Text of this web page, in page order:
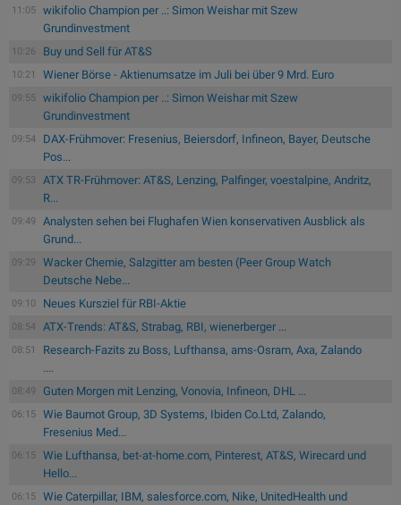
11:05
wikifolio Champion per ..: Simon Weishar mit Szew
Grundinvestment
10:26 Buy und Sell für AT&S
10:21 Wiener Börse - Aktienumsatze im Juli bei über 9 Mrd. Euro
09:55
wikifolio Champion per ..: Simon Weishar mit Szew
Grundinvestment
09:54
DAX-Frühmover: Fresenius, Beiersdorf, Infineon, Bayer, Deutsche
Pos...
09:53
ATX TR-Frühmover: AT&S, Lenzing, Palfinger, voestalpine, Andritz,
R...
09:49
Analysten sehen bei Flughafen Wien konservativen Ausblick als
Grund...
09:29
Wacker Chemie, Salzgitter am besten (Peer Group Watch
Deutsche Nebe...
09:10 Neues Kursziel für RBI-Aktie
08:54 ATX-Trends: AT&S, Strabag, RBI, wienerberger ...
08:51
Research-Fazits zu Boss, Lufthansa, ams-Osram, Axa, Zalando
....
08:49 Guten Morgen mit Lenzing, Vonovia, Infineon, DHL ...
06:15
Wie Baumot Group, 3D Systems, Ibiden Co.Ltd, Zalando,
Fresenius Med...
06:15
Wie Lufthansa, bet-at-home.com, Pinterest, AT&S, Wirecard und
Hello...
06:15 Wie Caterpillar, IBM, salesforce.com, Nike, UnitedHealth und